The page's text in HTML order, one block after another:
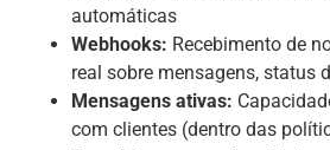
automáticas
Webhooks: Recebimento de
real sobre mensagens, status
Mensagens ativas:
com clientes (dentro das